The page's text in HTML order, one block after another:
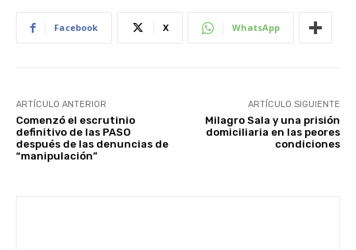
Facebook X WhatsApp
ARTÍCULO ANTERIOR
Comenzó el escrutinio
definitivo de las PASO
después de las denuncias de
“manipulación”
ARTÍCULO SIGUIENTE
Milagro Sala y una prisión
domiciliaria en las peores
condiciones